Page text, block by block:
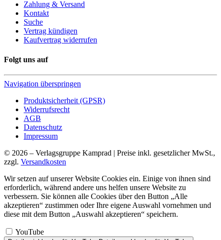
Zahlung & Versand
Kontakt
Suche
Vertrag kündigen
Kaufvertrag widerrufen
Folgt uns auf
Navigation überspringen
Produktsicherheit (GPSR)
Widerrufsrecht
AGB
Datenschutz
Impressum
© 2026 – Verlagsgruppe Kamprad | Preise inkl. gesetzlicher MwSt.,
zzgl. Versandkosten
Wir setzen auf unserer Website Cookies ein. Einige von ihnen sind
erforderlich, während andere uns helfen unsere Website zu
verbessern. Sie können alle Cookies über den Button „Alle
akzeptieren“ zustimmen oder Ihre eigene Auswahl vornehmen und
diese mit dem Button „Auswahl akzeptieren“ speichern.
YouTube